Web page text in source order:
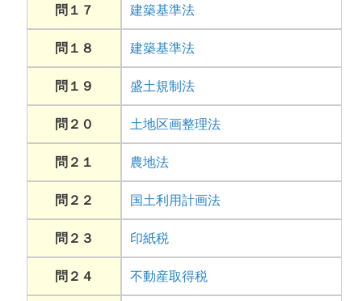
問１７ 建築基準法
問１８ 建築基準法
問１９ 盛土規制法
問２０ 土地区画整理法
問２１ 農地法
問２２ 国土利用計画法
問２３ 印紙税
問２４ 不動産取得税